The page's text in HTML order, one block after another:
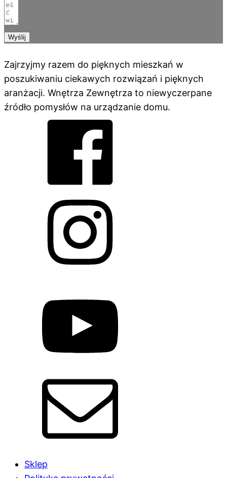
Wyślij
Zajrzyjmy razem do pięknych mieszkań w
poszukiwaniu ciekawych rozwiązań i pięknych
aranżacji. Wnętrza Zewnętrza to niewyczerpane
źródło pomysłów na urządzanie domu.
Sklep